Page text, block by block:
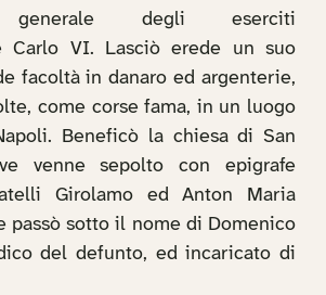
generale degli eserciti
Carlo VI. Lasciò erede un suo
facoltà in danaro ed argenterie,
come corse fama, in un luogo
Beneficò la chiesa di San
venne sepolto con epigrafe
Girolamo ed Anton Maria
passò sotto il nome di Domenico
del defunto, ed incaricato di